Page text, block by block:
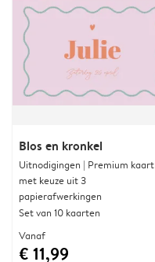
Blos en kronkel
Uitnodigingen | Premium kaart
met keuze uit 3
papierafwerkingen
Set van 10 kaarten
Vanaf
€ 11,99